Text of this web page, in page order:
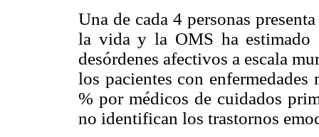
Una de cada 4 personas
la vida y la OMS ha estimado
desórdenes afectivos a escala
los pacientes con
% por médicos de cuidados
no identifican los trastornos